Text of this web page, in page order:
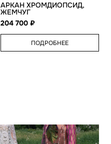
АРКАН ХРОМДИОПСИД,
ЖЕМЧУГ
204 700
ПОДРОБНЕЕ